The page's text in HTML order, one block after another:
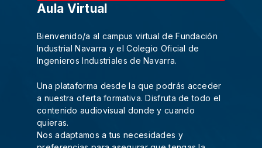
Aula Virtual
Bienvenido/a al campus virtual de Fundación
Industrial Navarra y el Colegio Oficial de
Ingenieros Industriales de Navarra.
Una plataforma desde la que podrás acceder
a nuestra oferta formativa. Disfruta de todo el
contenido audiovisual donde y cuando
quieras.
Nos adaptamos a tus necesidades y